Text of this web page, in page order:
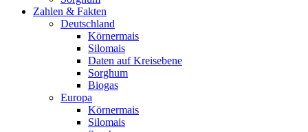
Zahlen & Fakten
Deutschland
Körnermais
Silomais
Daten auf Kreisebene
Sorghum
Biogas
Europa
Körnermais
Silomais